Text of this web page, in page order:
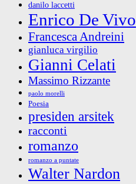
danilo laccetti
Enrico De Vivo
Francesca Andreini
gianluca virgilio
Gianni Celati
Massimo Rizzante
paolo morelli
Poesia
presiden arsitek
racconti
romanzo
romanzo a puntate
Walter Nardon